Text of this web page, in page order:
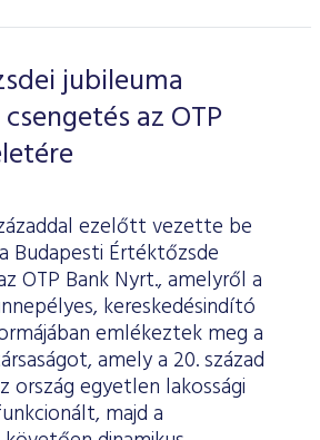
jubileuma
az OTP
ezelőtt vezette be
Budapesti Értéktőzsde
OTP Bank Nyrt., amelyről a
kereskedésindító
emlékeztek meg a
amely a 20. század
ország egyetlen lakossági
majd a